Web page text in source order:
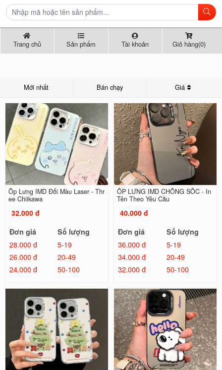
Trang chủ Sản phẩm Tài khoản Giỏ hàng(0)
Mới nhất Bán chạy Giá
Ốp Lưng IMD Đổi Màu Laser - Thr
ee Chiikawa
32.000 đ
Đơn giá
Số lượng
28.000 đ
5-19
26.000 đ
20-49
24.000 đ
50-100
ỐP LƯNG IMD CHỐNG SỐC - In
Tên Theo Yêu Cầu
40.000 đ
Đơn giá
Số lượng
36.000 đ
5-19
34.000 đ
20-49
32.000 đ
50-100